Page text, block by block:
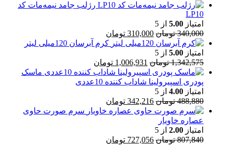
رژلب جامد نیمه‌مات کد
LP10
امتیاز 5.00 از 5
340,000 تومان قیمت
اصلی
بود.
310,000 تومان
فعلی
است.
کرم آبرسان 120میلی لیتر
امتیاز 5.00 از 5
1,342,575 تومان قیمت
اصلی
1,342,575 تومان
1,006,931 تومان
فعلی
ماسک
پودری اسپیرولینا شاداب کننده 10عددی
امتیاز 4.00 از 5
488,880 تومان قیمت
اصلی
342,216 تومان
فعلی سرم صورت حاوی
عصاره خاویار
امتیاز 2.00 از 5
807,840 تومان قیمت
727,056 تومان